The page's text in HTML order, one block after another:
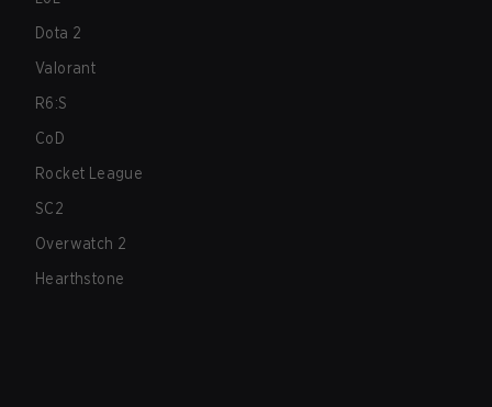
Dota 2
Valorant
R6:S
CoD
Rocket League
SC2
Overwatch 2
Hearthstone